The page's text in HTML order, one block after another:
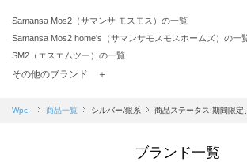
Samansa Mos2（サマンサ モスモス）の一覧
Samansa Mos2 home's（サマンサモスモスホームズ）の一
SM2（エスエムツー）の一覧
TSUHARU by Samansa Mos2（ツハルバイサマンサモスモ
Samansa Mos2 blue（サマンサモスモス ブルー）の一覧
その他のブランド ＋
Wpc. 商品一覧 シルバー/銀系 商品ステータス:期間限定
ブランド一覧